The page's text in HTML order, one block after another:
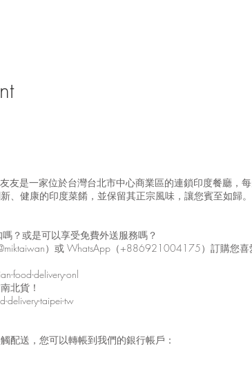
是一家位於台灣台北市中心商業區的連鎖印度餐廳，
、健康的印度菜餚，並保留其正宗風味，讓您賓至如歸。
？或是可以享受免費外送服務嗎？
）或 WhatsApp（+886921004175）訂購您
food-delivery-onl
北貨！
delivery-taipei-tw
配送，您可以轉帳到我們的銀行帳戶：